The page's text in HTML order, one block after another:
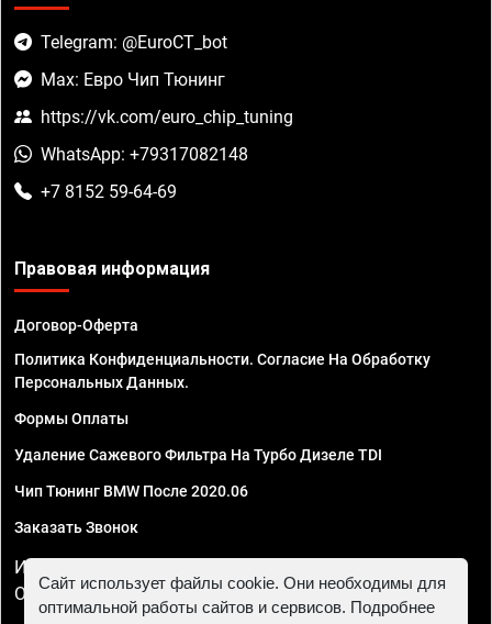
Telegram: @EuroCT_bot
Max: Евро Чип Тюнинг
https://vk.com/euro_chip_tuning
WhatsApp: +79317082148
+7 8152 59-64-69
Правовая информация
Договор-Оферта
Политика Конфиденциальности. Согласие На Обработку
Персональных Данных.
Формы Оплаты
Удаление Сажевого Фильтра На Турбо Дизеле TDI
Чип Тюнинг BMW После 2020.06
Заказать Звонок
ИП Смирнов Георгий Павлович. ИНН 781302555843,
ОГРНИП 324470400032610
Сайт использует файлы cookie. Они необходимы для
оптимальной работы сайтов и сервисов. Подробнее